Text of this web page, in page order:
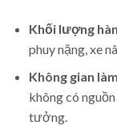
Khối lượng
phuy nặng, xe
Không gian
không có
tưởng.